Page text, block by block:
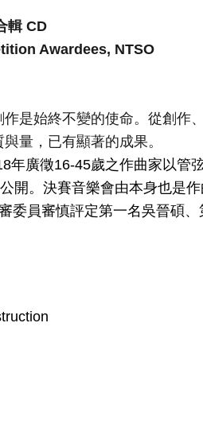
輯 CD
Awardees, NTSO
是始終不變的使命。從創作
量，已有顯著的成果。
年廣徵16-45歲之作曲家以管
開。決賽音樂會由本身也是
委員審慎評定第一名吳晉碩